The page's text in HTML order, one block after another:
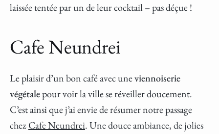
laissée tentée par un de leur cocktail – pas déçue !
Cafe Neundrei
Le plaisir d’un bon café avec uneviennoiserie
végétalepour voir la ville se réveiller doucement.
C’est ainsi que j’ai envie de résumer notre passage
chezCafe Neundrei. Une douce ambiance, de jolies